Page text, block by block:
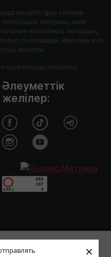
×
міндетті түрде сілтеме
порталдағы авторлық және
ескертеміз. Автордың
болып саналмайды. Жарнама мен
жауапты.
оқырмандар назарына.
Әлеуметтік
желілер: